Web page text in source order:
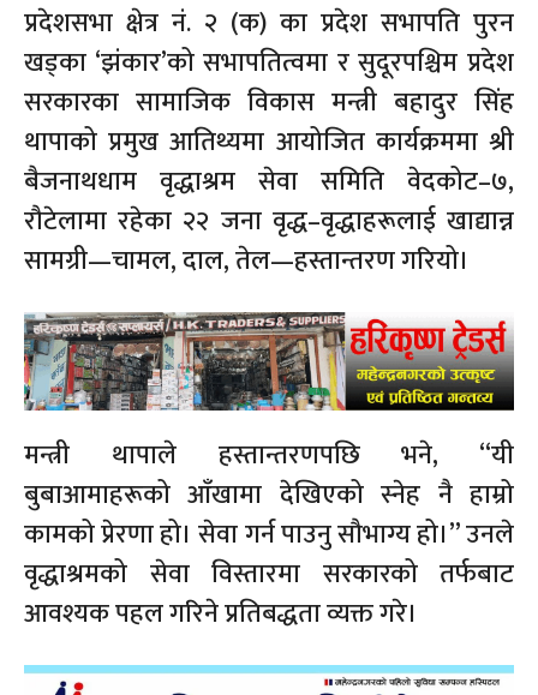
प्रदेशसभा क्षेत्र नं. २ (क) का प्रदेश सभापति पुरन
खड्का ‘झंकार’को सभापतित्वमा र सुदूरपश्चिम प्रदेश
सरकारका सामाजिक विकास मन्त्री बहादुर सिंह
थापाको प्रमुख आतिथ्यमा आयोजित कार्यक्रममा श्री
बैजनाथधाम वृद्धाश्रम सेवा समिति वेदकोट–७,
रौटेलामा रहेका २२ जना वृद्ध–वृद्धाहरूलाई खाद्यान्न
सामग्री—चामल, दाल, तेल—हस्तान्तरण गरियो।
मन्त्री थापाले हस्तान्तरणपछि भने, “यी
बुबाआमाहरूको आँखामा देखिएको स्नेह नै हाम्रो
कामको प्रेरणा हो। सेवा गर्न पाउनु सौभाग्य हो।” उनले
वृद्धाश्रमको सेवा विस्तारमा सरकारको तर्फबाट
आवश्यक पहल गरिने प्रतिबद्धता व्यक्त गरे।